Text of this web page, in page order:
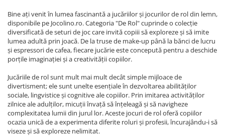
Bine ați venit în lumea fascinantă a jucăriilor și jocurilor de rol din lemn,
disponibile pe Jocolino.ro. Categoria "De Rol" cuprinde o colecție
diversificată de seturi de joc care invită copiii să exploreze și să imite
lumea adultă prin joacă. De la truse de make-up până la bănci de lucru
și espressori de cafea, fiecare jucărie este concepută pentru a deschide
porțile imaginației și a creativității copiilor.
Jucăriile de rol sunt mult mai mult decât simple mijloace de
divertisment; ele sunt unelte esențiale în dezvoltarea abilităților
sociale, lingvistice și cognitive ale copiilor. Prin imitarea activităților
zilnice ale adulților, micuții învață să înțeleagă și să navigheze
complexitatea lumii din jurul lor. Aceste jocuri de rol oferă copiilor
ocazia unică de a experimenta diferite roluri și profesii, încurajându-i să
viseze și să exploreze nelimitat.